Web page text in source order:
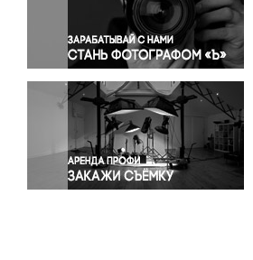
Правосудие
Происшествия и конфликты
Религия
Светская жизнь
Спорт
Экология
Экономика и бизнес